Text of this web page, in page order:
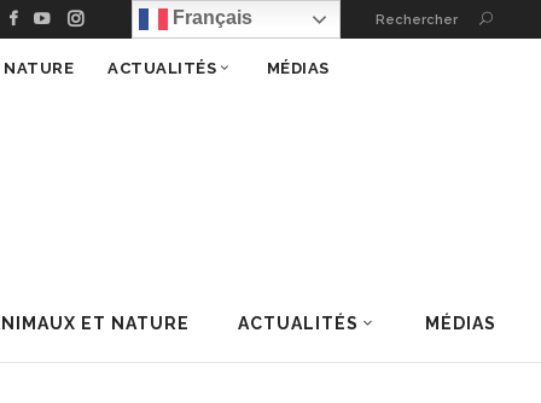
Français Rechercher
ET NATURE ACTUALITÉS MÉDIAS
ACTUALITÉS MÉDIAS